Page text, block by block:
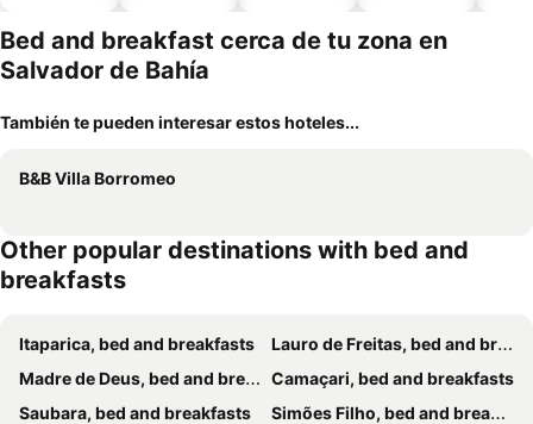
mascotas
Bed and breakfast cerca de tu zona en
Salvador de Bahía
También te pueden interesar estos hoteles...
B&B Villa Borromeo
Other popular destinations with bed and
breakfasts
Itaparica, bed and breakfasts
Lauro de Freitas, bed and breakfasts
Madre de Deus, bed and breakfasts
Camaçari, bed and breakfasts
Saubara, bed and breakfasts
Simões Filho, bed and breakfasts